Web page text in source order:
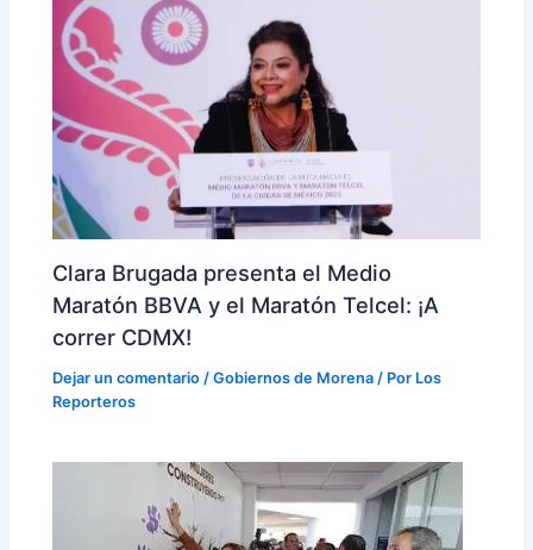
Clara Brugada presenta el Medio
Maratón BBVA y el Maratón Telcel: ¡A
correr CDMX!
Dejar un comentario /Gobiernos de Morena / Por Los
Reporteros